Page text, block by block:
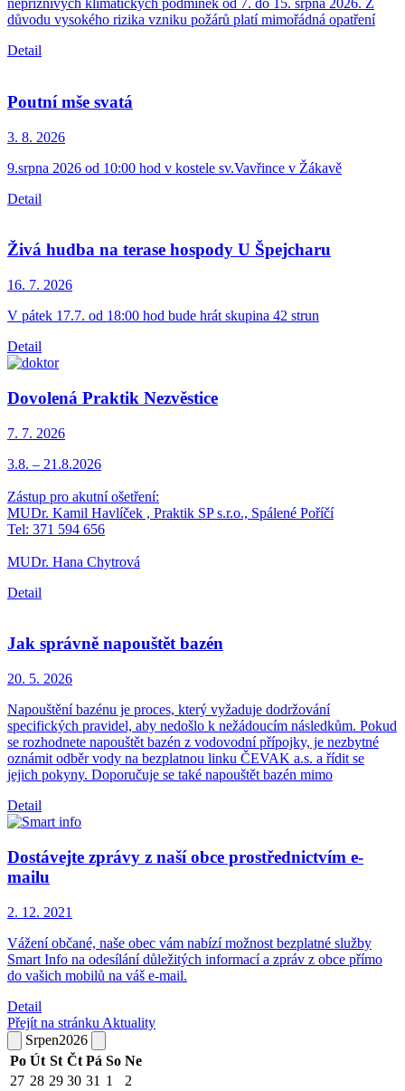
nepříznivých klimatických podmínek od 7. do 15. srpna 2026. Z
důvodu vysokého rizika vzniku požárů platí mimořádná opatření
Detail
Poutní mše svatá
3. 8. 2026
9.srpna 2026 od 10:00 hod v kostele sv.Vavřince v Žákavě
Detail
Živá hudba na terase hospody U Špejcharu
16. 7. 2026
V pátek 17.7. od 18:00 hod bude hrát skupina 42 strun
Detail
Dovolená Praktik Nezvěstice
7. 7. 2026
3.8. – 21.8.2026
Zástup pro akutní ošetření:
MUDr. Kamil Havlíček , Praktik SP s.r.o., Spálené Poříčí
Tel: 371 594 656
MUDr. Hana Chytrová
Detail
Jak správně napouštět bazén
20. 5. 2026
Napouštění bazénu je proces, který vyžaduje dodržování
specifických pravidel, aby nedošlo k nežádoucím následkům. Pokud
se rozhodnete napouštět bazén z vodovodní přípojky, je nezbytné
oznámit odběr vody na bezplatnou linku ČEVAK a.s. a řídit se
jejich pokyny. Doporučuje se také napouštět bazén mimo
Detail
Dostávejte zprávy z naší obce prostřednictvím e-
mailu
2. 12. 2021
Vážení občané, naše obec vám nabízí možnost bezplatné služby
Smart Info na odesílání důležitých informací a zpráv z obce přímo
do vašich mobilů na váš e-mail.
Detail
Přejít na stránku Aktuality
Srpen2026
Po Út St Čt Pá So Ne
27 28 29 30 31 1
2